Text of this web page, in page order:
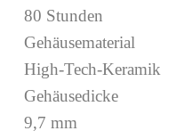
80 Stunden
Gehäusematerial
High-Tech-Keramik
Gehäusedicke
9,7 mm